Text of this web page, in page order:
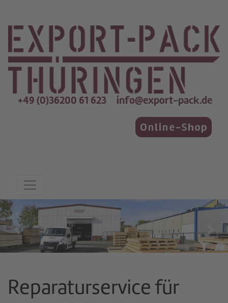
+49 (0)36200 61 623 info@export-pack.de
Previous
Reparaturservice für